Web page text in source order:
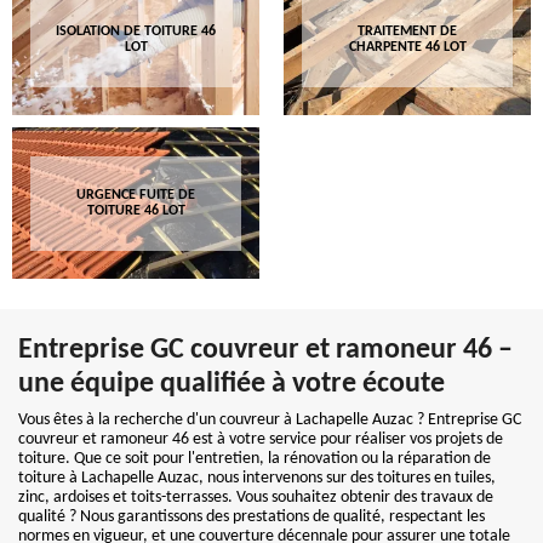
ISOLATION DE TOITURE 46
LOT
TRAITEMENT DE
CHARPENTE 46 LOT
URGENCE FUITE DE
TOITURE 46 LOT
Entreprise GC couvreur et ramoneur 46 –
une équipe qualifiée à votre écoute
Vous êtes à la recherche d'un couvreur à Lachapelle Auzac ? Entreprise GC
couvreur et ramoneur 46 est à votre service pour réaliser vos projets de
toiture. Que ce soit pour l'entretien, la rénovation ou la réparation de
toiture à Lachapelle Auzac, nous intervenons sur des toitures en tuiles,
zinc, ardoises et toits-terrasses. Vous souhaitez obtenir des travaux de
qualité ? Nous garantissons des prestations de qualité, respectant les
normes en vigueur, et une couverture décennale pour assurer une totale